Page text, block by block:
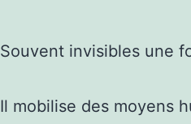
Souvent invisibles une
Il mobilise des moyens